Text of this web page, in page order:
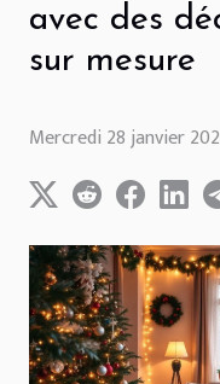
avec des
sur mesure
Mercredi 28 janvier